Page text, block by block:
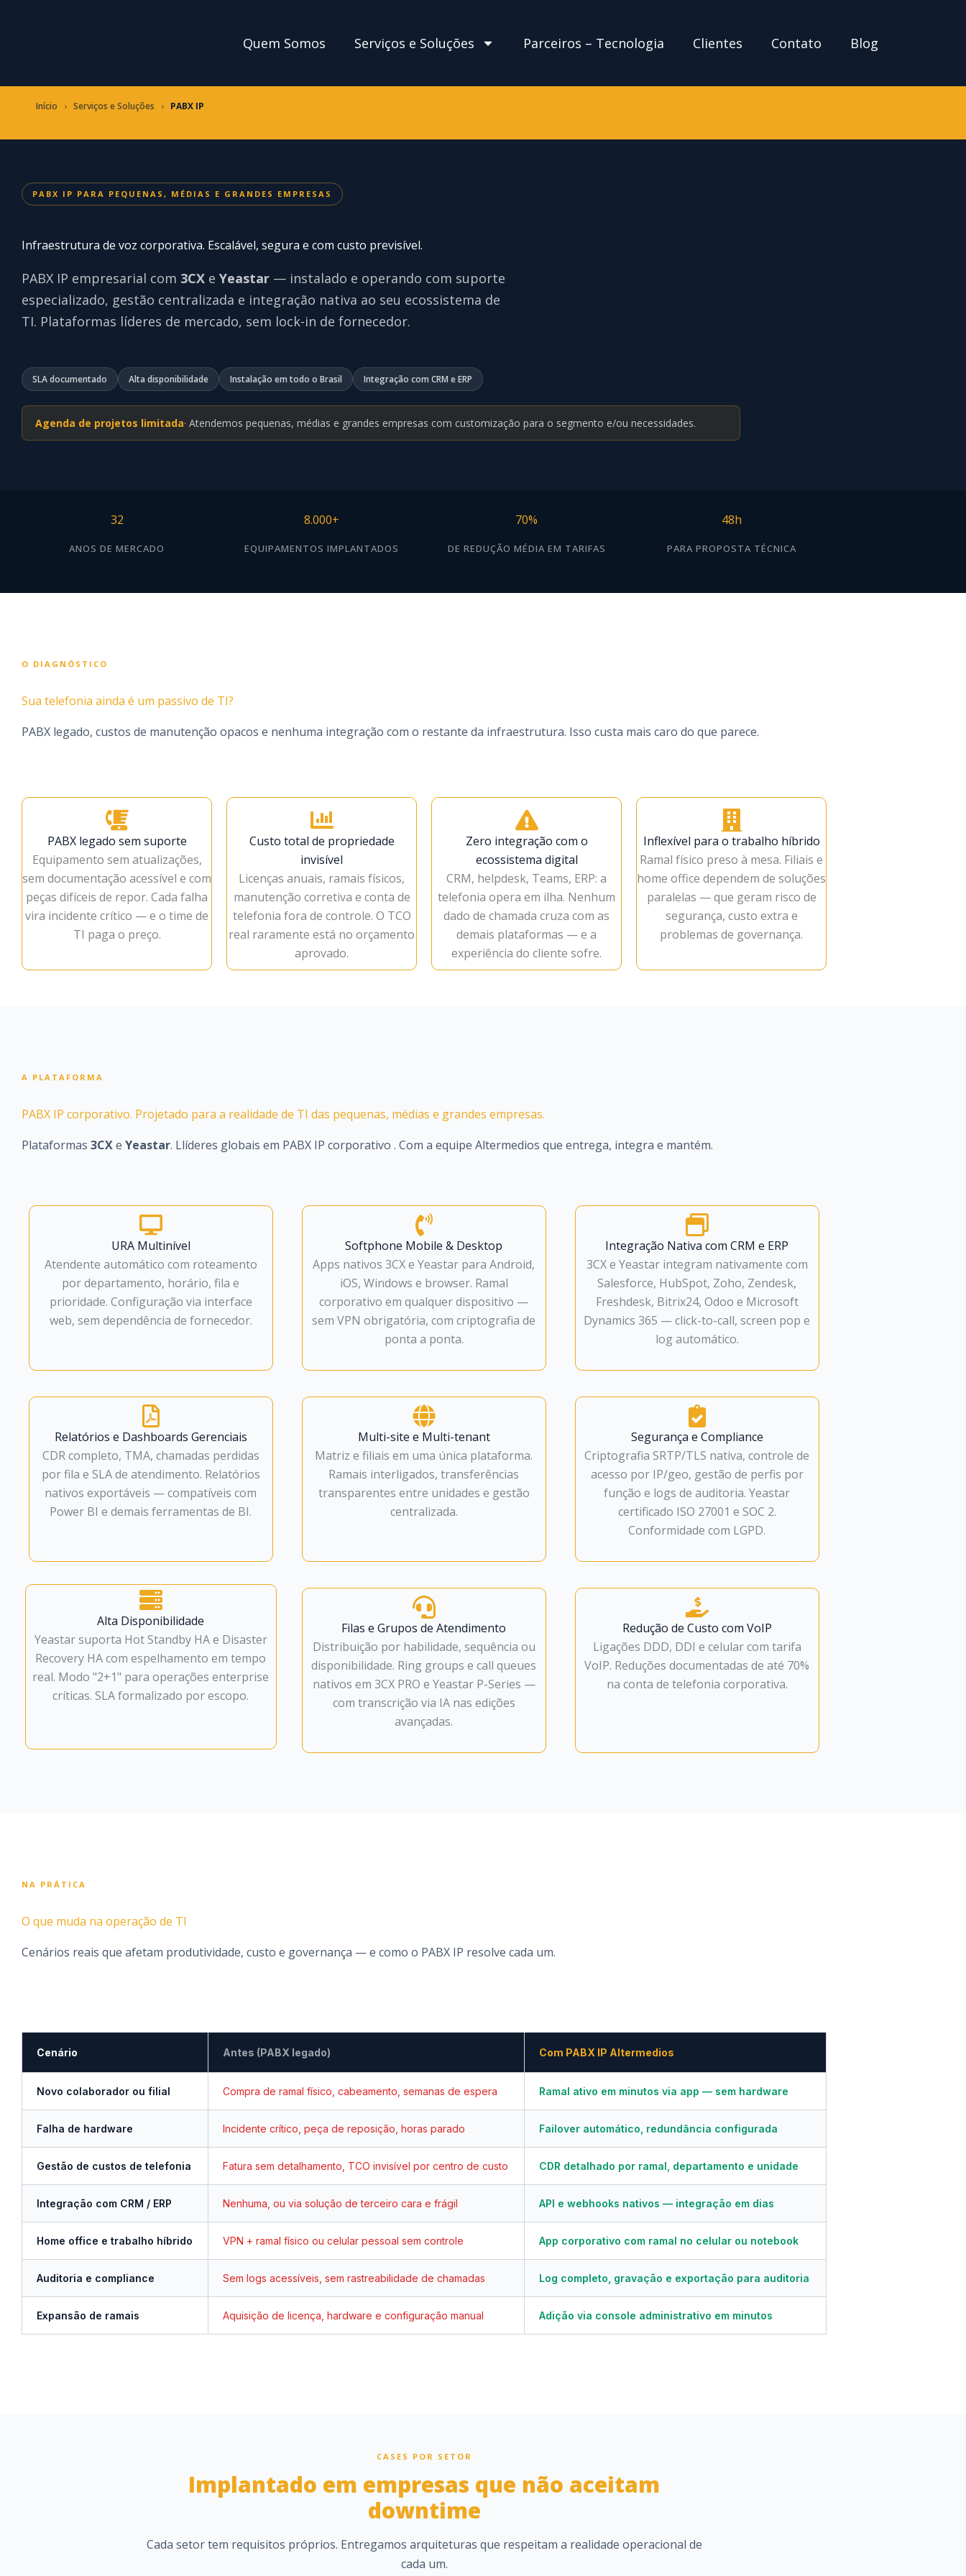
Quem Somos Serviços e Soluções Parceiros – Tecnologia Clientes Contato Blog
Início › Serviços e Soluções › PABX IP
PABX IP PARA PEQUENAS, MÉDIAS E GRANDES EMPRESAS
Infraestrutura de voz corporativa. Escalável, segura e com custo previsível.
PABX IP empresarial com 3CX e Yeastar — instalado e operando com suporte
especializado, gestão centralizada e integração nativa ao seu ecossistema de
TI. Plataformas líderes de mercado, sem lock-in de fornecedor.
SLA documentado Alta disponibilidade Instalação em todo o Brasil Integração com CRM e ERP
Agenda de projetos limitada· Atendemos pequenas, médias e grandes empresas com customização para o segmento e/ou necessidades.
32
ANOS DE MERCADO
8.000+
EQUIPAMENTOS IMPLANTADOS
70%
DE REDUÇÃO MÉDIA EM TARIFAS
48h
PARA PROPOSTA TÉCNICA
O DIAGNÓSTICO
Sua telefonia ainda é um passivo de TI?
PABX legado, custos de manutenção opacos e nenhuma integração com o restante da infraestrutura. Isso custa mais caro do que parece.
PABX legado sem suporte
Equipamento sem atualizações,
sem documentação acessível e com
peças difíceis de repor. Cada falha
vira incidente crítico — e o time de
TI paga o preço.
Custo total de propriedade
invisível
Licenças anuais, ramais físicos,
manutenção corretiva e conta de
telefonia fora de controle. O TCO
real raramente está no orçamento
aprovado.
Zero integração com o
ecossistema digital
CRM, helpdesk, Teams, ERP: a
telefonia opera em ilha. Nenhum
dado de chamada cruza com as
demais plataformas — e a
experiência do cliente sofre.
Inflexível para o trabalho híbrido
Ramal físico preso à mesa. Filiais e
home office dependem de soluções
paralelas — que geram risco de
segurança, custo extra e
problemas de governança.
A PLATAFORMA
PABX IP corporativo. Projetado para a realidade de TI das pequenas, médias e grandes empresas.
Plataformas 3CXe Yeastar. Llíderes globais em PABX IP corporativo . Com a equipe Altermedios que entrega, integra e mantém.
URA Multinível
Atendente automático com roteamento
por departamento, horário, fila e
prioridade. Configuração via interface
web, sem dependência de fornecedor.
Softphone Mobile & Desktop
Apps nativos 3CX e Yeastar para Android,
iOS, Windows e browser. Ramal
corporativo em qualquer dispositivo —
sem VPN obrigatória, com criptografia de
ponta a ponta.
Integração Nativa com CRM e ERP
3CX e Yeastar integram nativamente com
Salesforce, HubSpot, Zoho, Zendesk,
Freshdesk, Bitrix24, Odoo e Microsoft
Dynamics 365 — click-to-call, screen pop e
log automático.
Relatórios e Dashboards Gerenciais
CDR completo, TMA, chamadas perdidas
por fila e SLA de atendimento. Relatórios
nativos exportáveis — compatíveis com
Power BI e demais ferramentas de BI.
Multi-site e Multi-tenant
Matriz e filiais em uma única plataforma.
Ramais interligados, transferências
transparentes entre unidades e gestão
centralizada.
Segurança e Compliance
Criptografia SRTP/TLS nativa, controle de
acesso por IP/geo, gestão de perfis por
função e logs de auditoria. Yeastar
certificado ISO 27001 e SOC 2.
Conformidade com LGPD.
Alta Disponibilidade
Yeastar suporta Hot Standby HA e Disaster
Recovery HA com espelhamento em tempo
real. Modo "2+1" para operações enterprise
críticas. SLA formalizado por escopo.
Filas e Grupos de Atendimento
Distribuição por habilidade, sequência ou
disponibilidade. Ring groups e call queues
nativos em 3CX PRO e Yeastar P-Series —
com transcrição via IA nas edições
avançadas.
Redução de Custo com VoIP
Ligações DDD, DDI e celular com tarifa
VoIP. Reduções documentadas de até 70%
na conta de telefonia corporativa.
NA PRÁTICA
O que muda na operação de TI
Cenários reais que afetam produtividade, custo e governança — e como o PABX IP resolve cada um.
Cenário Antes (PABX legado) Com PABX IP Altermedios
Novo colaborador ou filial Compra de ramal físico, cabeamento, semanas de espera Ramal ativo em minutos via app — sem hardware
Falha de hardware Incidente crítico, peça de reposição, horas parado Failover automático, redundância configurada
Gestão de custos de telefonia Fatura sem detalhamento, TCO invisível por centro de custo CDR detalhado por ramal, departamento e unidade
Integração com CRM / ERP Nenhuma, ou via solução de terceiro cara e frágil API e webhooks nativos — integração em dias
Home office e trabalho híbrido VPN + ramal físico ou celular pessoal sem controle App corporativo com ramal no celular ou notebook
Auditoria e compliance Sem logs acessíveis, sem rastreabilidade de chamadas Log completo, gravação e exportação para auditoria
Expansão de ramais Aquisição de licença, hardware e configuração manual Adição via console administrativo em minutos
CASES POR SETOR
Implantado em empresas que não aceitam
downtime
Cada setor tem requisitos próprios. Entregamos arquiteturas que respeitam a realidade operacional de
cada um.